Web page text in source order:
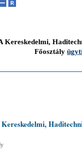
Kereskedelmi,
Főosztály
Kereskedelmi,